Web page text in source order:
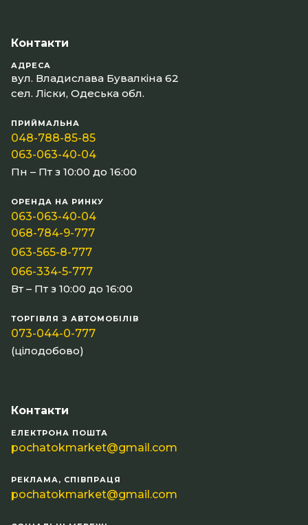
Контакти
АДРЕСА
вул. Владислава Бувалкіна 62
сел. Ліски, Одеська обл.
ПРИЙМАЛЬНА
048-788-85-85
063-063-40-04
Пн – Пт з 10:00 до 16:00
ОРЕНДА НА РИНКУ
063-063-40-04
068-784-9-777
063-565-8-777
066-334-5-777
Вт – Пт з 10:00 до 16:00
ТОРГІВЛЯ З АВТОМОБІЛІВ
073-044-0-777
(цілодобово)
Контакти
ЕЛЕКТРОНА ПОШТА
pochatokmarket@gmail.com
РЕКЛАМА, СПІВПРАЦЯ
pochatokmarket@gmail.com